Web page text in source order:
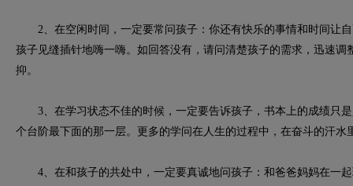
2、在空闲时间，一定要常问孩子：你还有快乐的事情和时间让自
孩子见缝插针地嗨一嗨。如回答没有，请问清楚孩子的需求，迅速
抑。
3、在学习状态不佳的时候，一定要告诉孩子，书本上的成绩只是
个台阶最下面的那一层。更多的学问在人生的过程中，在奋斗的汗
4、在和孩子的共处中，一定要真诚地问孩子：和爸爸妈妈在一起